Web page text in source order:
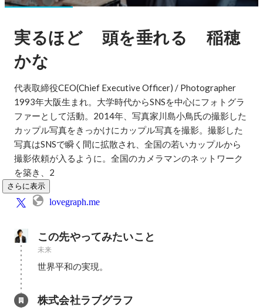
実るほど 頭を垂れる
稲穂
かな
代表取締役CEO(Chief Executive Officer) / Photographer
1993年大阪生まれ。大学時代からSNSを中心にフォトグラ
ファーとして活動。2014年、写真家川島小鳥氏の撮影した
カップル写真をきっかけにカップル写真を撮影。撮影した
写真はSNSで瞬く間に拡散され、全国の若いカップルから
撮影依頼が入るように。全国のカメラマンのネットワーク
を築き、2
さらに表示
lovegraph.me
この先やってみたいこと
未来
世界平和の実現。
株式会社ラブグラフ